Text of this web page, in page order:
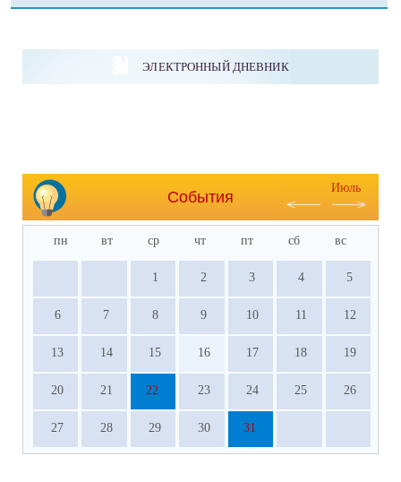
ЭЛЕКТРОННЫЙ ДНЕВНИК
События
Июль
пн вт ср чт пт сб вс
1 2 3 4 5
6 7 8 9 10 11 12
13 14 15 16 17 18 19
20 21 22 23 24 25 26
27 28 29 30 31